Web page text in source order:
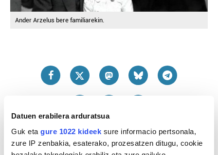
Datuen erabilera arduratsua
Guk eta gure 1022 kideek sure informacio pertsonala,
zure IP zenbakia, esaterako, prozesatzen ditugu, cookie
Ander Arzelus bere familiarekin.